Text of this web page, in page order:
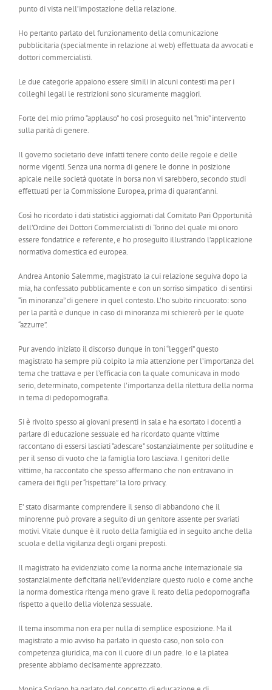
punto di vista nell’impostazione della relazione.
Ho pertanto parlato del funzionamento della comunicazione
pubblicitaria (specialmente in relazione al web) effettuata da avvocati e
dottori commercialisti.
Le due categorie appaiono essere simili in alcuni contesti ma per i
colleghi legali le restrizioni sono sicuramente maggiori.
Forte del mio primo “applauso” ho così proseguito nel “mio” intervento
sulla parità di genere.
Il governo societario deve infatti tenere conto delle regole e delle
norme vigenti. Senza una norma di genere le donne in posizione
apicale nelle società quotate in borsa non vi sarebbero, secondo studi
effettuati per la Commissione Europea, prima di quarant’anni.
Così ho ricordato i dati statistici aggiornati dal Comitato Pari Opportunità
dell’Ordine dei Dottori Commercialisti di Torino del quale mi onoro
essere fondatrice e referente, e ho proseguito illustrando l’applicazione
normativa domestica ed europea.
Andrea Antonio Salemme, magistrato la cui relazione seguiva dopo la
mia, ha confessato pubblicamente e con un sorriso simpatico di sentirsi
“in minoranza” di genere in quel contesto. L’ho subito rincuorato: sono
per la parità e dunque in caso di minoranza mi schiererò per le quote
“azzurre”.
Pur avendo iniziato il discorso dunque in toni “leggeri” questo
magistrato ha sempre più colpito la mia attenzione per l’importanza del
tema che trattava e per l’efficacia con la quale comunicava in modo
serio, determinato, competente l’importanza della rilettura della norma
in tema di pedopornografia.
Si è rivolto spesso ai giovani presenti in sala e ha esortato i docenti a
parlare di educazione sessuale ed ha ricordato quante vittime
raccontano di essersi lasciati “adescare” sostanzialmente per solitudine e
per il senso di vuoto che la famiglia loro lasciava. I genitori delle
vittime, ha raccontato che spesso affermano che non entravano in
camera dei figli per “rispettare” la loro privacy.
E’ stato disarmante comprendere il senso di abbandono che il
minorenne può provare a seguito di un genitore assente per svariati
motivi. Vitale dunque è il ruolo della famiglia ed in seguito anche della
scuola e della vigilanza degli organi preposti.
Il magistrato ha evidenziato come la norma anche internazionale sia
sostanzialmente deficitaria nell’evidenziare questo ruolo e come anche
la norma domestica ritenga meno grave il reato della pedopornografia
rispetto a quello della violenza sessuale.
Il tema insomma non era per nulla di semplice esposizione. Ma il
magistrato a mio avviso ha parlato in questo caso, non solo con
competenza giuridica, ma con il cuore di un padre. Io e la platea
presente abbiamo decisamente apprezzato.